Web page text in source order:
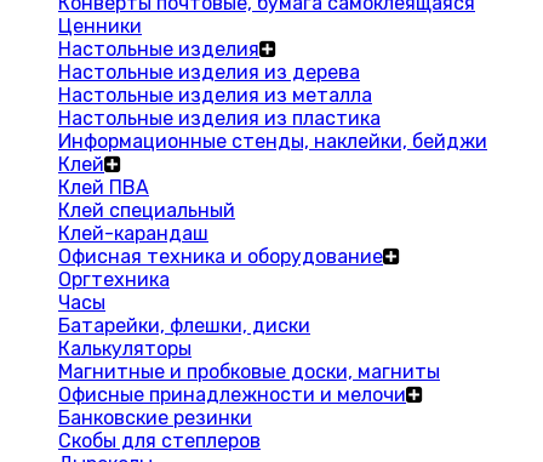
Ценники
Настольные изделия
Настольные изделия из дерева
Настольные изделия из металла
Настольные изделия из пластика
Информационные стенды, наклейки, бейджи
Клей
Клей ПВА
Клей специальный
Клей-карандаш
Офисная техника и оборудование
Оргтехника
Часы
Батарейки, флешки, диски
Калькуляторы
Магнитные и пробковые доски, магниты
Офисные принадлежности и мелочи
Банковские резинки
Скобы для степлеров